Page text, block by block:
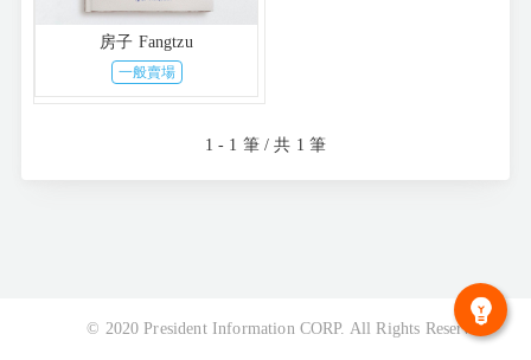
房子 Fangtzu
一般賣場
1 - 1 筆 / 共 1 筆
© 2020 President Information CORP. All Rights Reserved.